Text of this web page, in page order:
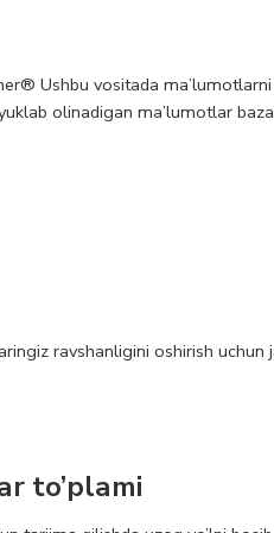
® Ushbu vositada
olinadigan ma’lumotlar
ravshanligini oshirish
to’plami